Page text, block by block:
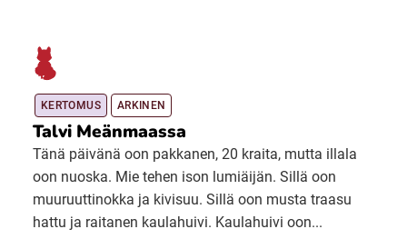
KERTOMUS ARKINEN
Talvi Meänmaassa
Tänä päivänä oon pakkanen, 20 kraita, mutta illala
oon nuoska. Mie tehen ison lumiäijän. Sillä oon
muuruuttinokka ja kivisuu. Sillä oon musta traasu
hattu ja raitanen kaulahuivi. Kaulahuivi oon...